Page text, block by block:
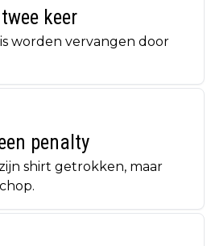
keer
worden vervangen door
penalty
shirt getrokken, maar